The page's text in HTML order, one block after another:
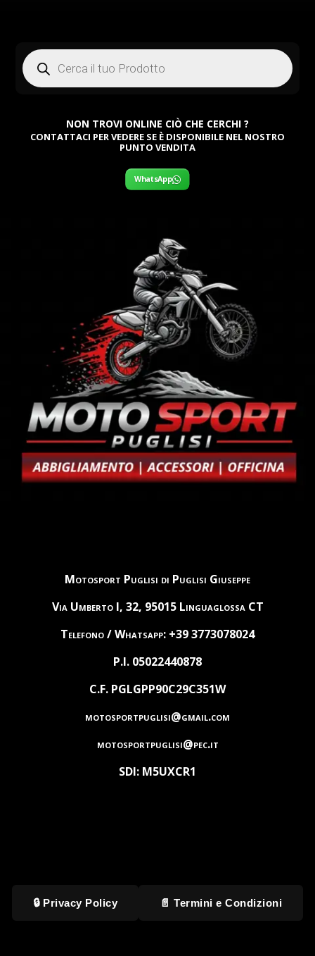
Products
search
NON TROVI ONLINE CIÒ CHE CERCHI ?
CONTATTACI PER VEDERE SE È DISPONIBILE NEL NOSTRO
PUNTO VENDITA
WhatsApp
Motosport Puglisi di Puglisi Giuseppe
Via Umberto I, 32, 95015 Linguaglossa CT
Telefono / Whatsapp: +39 3773078024
P.I. 05022440878
C.F. PGLGPP90C29C351W
motosportpuglisi@gmail.com
motosportpuglisi@pec.it
SDI: M5UXCR1
🔒 Privacy Policy 📄 Termini e Condizioni